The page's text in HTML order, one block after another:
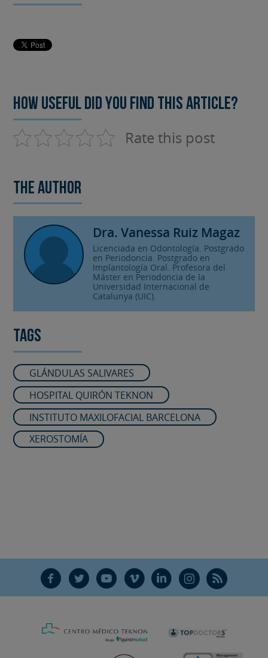
How useful did you find this article?
Rate this post
The author
Dra. Vanessa Ruiz Magaz
Licenciada en Odontología. Postgrado
en Periodoncia. Postgrado en
Implantología Oral. Profesora del
Máster en Periodoncia de la
Universidad Internacional de
Catalunya (UIC).
Tags
GLÁNDULAS SALIVARES
HOSPITAL QUIRÓN TEKNON
INSTITUTO MAXILOFACIAL BARCELONA
XEROSTOMÍA
F T Y V L Ñ R